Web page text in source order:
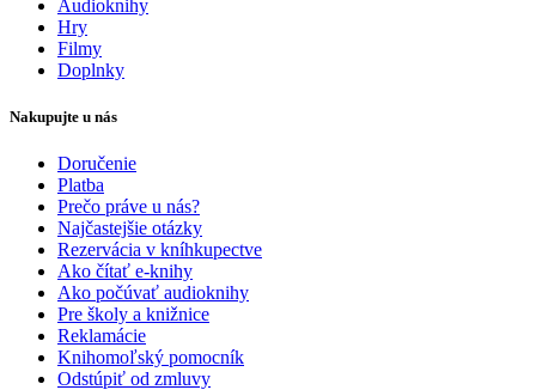
Audioknihy
Hry
Filmy
Doplnky
Nakupujte u nás
Doručenie
Platba
Prečo práve u nás?
Najčastejšie otázky
Rezervácia v kníhkupectve
Ako čítať e-knihy
Ako počúvať audioknihy
Pre školy a knižnice
Reklamácie
Knihomoľský pomocník
Odstúpiť od zmluvy